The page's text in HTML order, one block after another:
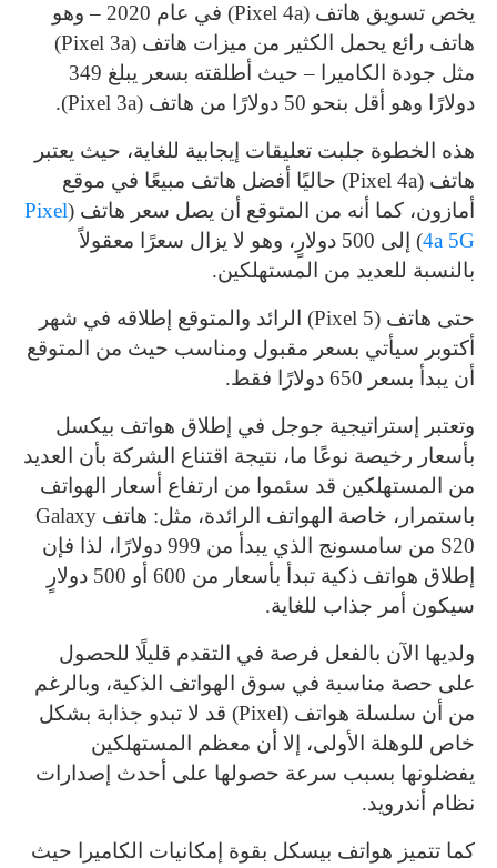
يخص تسويق هاتف (Pixel 4a) في عام 2020 – وهو
هاتف رائع يحمل الكثير من ميزات هاتف (Pixel 3a)
مثل جودة الكاميرا – حيث أطلقته بسعر يبلغ 349
دولارًا وهو أقل بنحو 50 دولارًا من هاتف (Pixel 3a).
هذه الخطوة جلبت تعليقات إيجابية للغاية، حيث يعتبر
هاتف (Pixel 4a) حاليًا أفضل هاتف مبيعًا في موقع
أمازون، كما أنه من المتوقع أن يصل سعر هاتف (Pixel
4a 5G
) إلى 500 دولارٍ، وهو لا يزال سعرًا معقولاً
بالنسبة للعديد من المستهلكين.
حتى هاتف (Pixel 5) الرائد والمتوقع إطلاقه في شهر
أكتوبر سيأتي بسعر مقبول ومناسب حيث من المتوقع
أن يبدأ بسعر 650 دولارًا فقط.
وتعتبر إستراتيجية جوجل في إطلاق هواتف بيكسل
بأسعار رخيصة نوعًا ما، نتيجة اقتناع الشركة بأن العديد
من المستهلكين قد سئموا من ارتفاع أسعار الهواتف
باستمرار، خاصة الهواتف الرائدة، مثل: هاتف Galaxy
S20 من سامسونج الذي يبدأ من 999 دولارًا، لذا فإن
إطلاق هواتف ذكية تبدأ بأسعار من 600 أو 500 دولارٍ
سيكون أمر جذاب للغاية.
ولديها الآن بالفعل فرصة في التقدم قليلًا للحصول
على حصة مناسبة في سوق الهواتف الذكية، وبالرغم
من أن سلسلة هواتف (Pixel) قد لا تبدو جذابة بشكل
خاص للوهلة الأولى، إلا أن معظم المستهلكين
يفضلونها بسبب سرعة حصولها على أحدث إصدارات
نظام أندرويد.
كما تتميز هواتف بيسكل بقوة إمكانيات الكاميرا حيث